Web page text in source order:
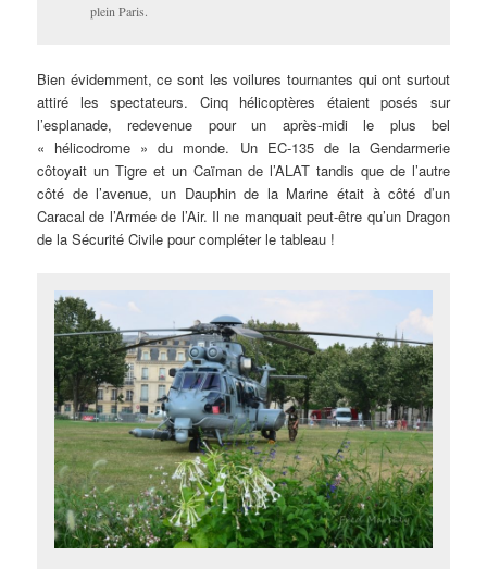
plein Paris.
Bien évidemment, ce sont les voilures tournantes qui ont surtout
attiré les spectateurs. Cinq hélicoptères étaient posés sur
l’esplanade, redevenue pour un après-midi le plus bel
« hélicodrome » du monde. Un EC-135 de la Gendarmerie
côtoyait un Tigre et un Caïman de l’ALAT tandis que de l’autre
côté de l’avenue, un Dauphin de la Marine était à côté d’un
Caracal de l’Armée de l’Air. Il ne manquait peut-être qu’un Dragon
de la Sécurité Civile pour compléter le tableau !